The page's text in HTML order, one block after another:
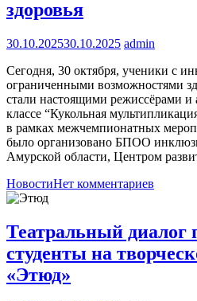
здоровья
30.10.202530.10.2025 admin
Сегодня, 30 октября, ученики с
ограниченными возможностями
стали настоящими режиссёрами и
классе “Кукольная
в рамках межчемпионатных
было организовано БПОО
Амурской области, Центром
НовостиНет комментариев
Театральный
студенты на
«Этюд»